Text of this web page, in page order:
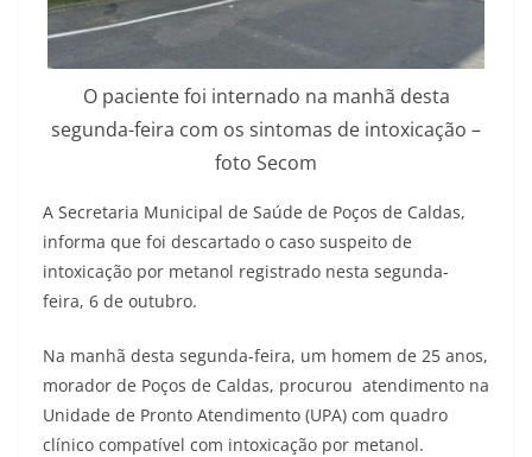
O paciente foi internado na manhã desta
segunda-feira com os sintomas de intoxicação –
foto Secom
A Secretaria Municipal de Saúde de Poços de Caldas,
informa que foi descartado o caso suspeito de
intoxicação por metanol registrado nesta segunda-
feira, 6 de outubro.
Na manhã desta segunda-feira, um homem de 25 anos,
morador de Poços de Caldas, procurou atendimento na
Unidade de Pronto Atendimento (UPA) com quadro
clínico compatível com intoxicação por metanol.